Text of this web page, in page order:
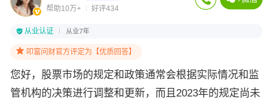
帮助10万+ 好评434
从业认证 从业7年
叩富问财官方评定为【优质回答】
您好， 股票市场的规定和政策通常会根据实际情况和监
管机构的决策进行调整和更新，而且2023年的规定尚未